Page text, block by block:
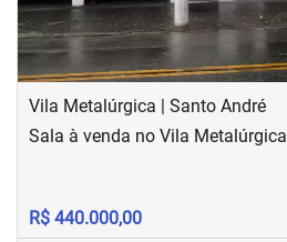
Vila Metalúrgica | Santo André
Sala à venda no Vila Metalúrgica
R$ 440.000,00